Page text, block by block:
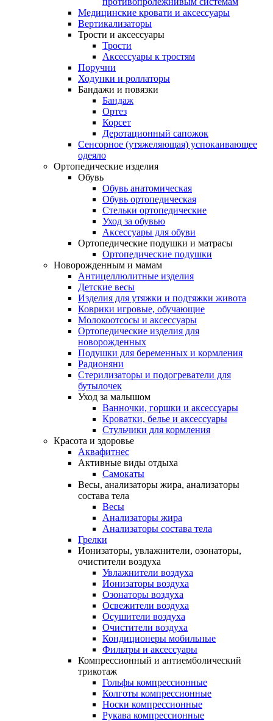
Медицинские кровати и аксессуары
Вертикализаторы
Трости и аксессуары
Трости
Аксессуары к тростям
Поручни
Ходунки и роллаторы
Бандажи и повязки
Бандаж
Ортез
Корсет
Деротационный сапожок
Сенсорное (утяжеляющая) успокаивающее
одеяло
Ортопедические изделия
Обувь
Обувь анатомическая
Обувь ортопедическая
Стельки ортопедические
Уход за обувью
Аксессуары для обуви
Ортопедические подушки и матрасы
Ортопедические подушки
Новорожденным и мамам
Антицеллюлитные изделия
Детские весы
Изделия для утяжки и подтяжки живота
Коврики игровые, обучающие
Молокоотсосы и аксессуары
Ортопедические изделия для
новорожденных
Подушки для беременных и кормления
Радионяни
Стерилизаторы и подогреватели для
бутылочек
Уход за малышом
Ванночки, горшки и аксессуары
Кроватки, белье и аксессуары
Стульчики для кормления
Красота и здоровье
Аквафитнес
Активные виды отдыха
Самокаты
Весы, анализаторы жира, анализаторы
состава тела
Весы
Анализаторы жира
Анализаторы состава тела
Грелки
Ионизаторы, увлажнители, озонаторы,
очистители воздуха
Увлажнители воздуха
Ионизаторы воздуха
Озонаторы воздуха
Освежители воздуха
Осушители воздуха
Очистители воздуха
Кондиционеры мобильные
Фильтры и аксессуары
Компрессионный и антиемболический
трикотаж
Гольфы компрессионные
Колготы компрессионные
Носки компрессионные
Рукава компрессионные